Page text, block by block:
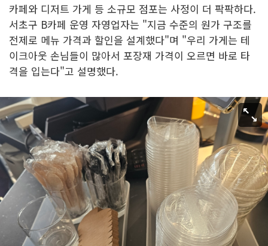
카페와 디저트 가게 등 소규모 점포는 사정이 더 팍팍하다.
서초구 B카페 운영 자영업자는 "지금 수준의 원가 구조를
전제로 메뉴 가격과 할인을 설계했다"며 "우리 가게는 테
이크아웃 손님들이 많아서 포장재 가격이 오르면 바로 타
격을 입는다"고 설명했다.